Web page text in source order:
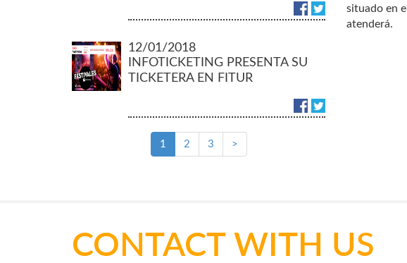
12/01/2018
INFOTICKETING PRESENTA SU
TICKETERA EN FITUR
1 2 3 >
situado en el
atenderá.
CONTACT WITH US